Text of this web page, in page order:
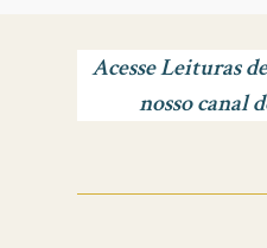
Acesse Leituras
nosso canal